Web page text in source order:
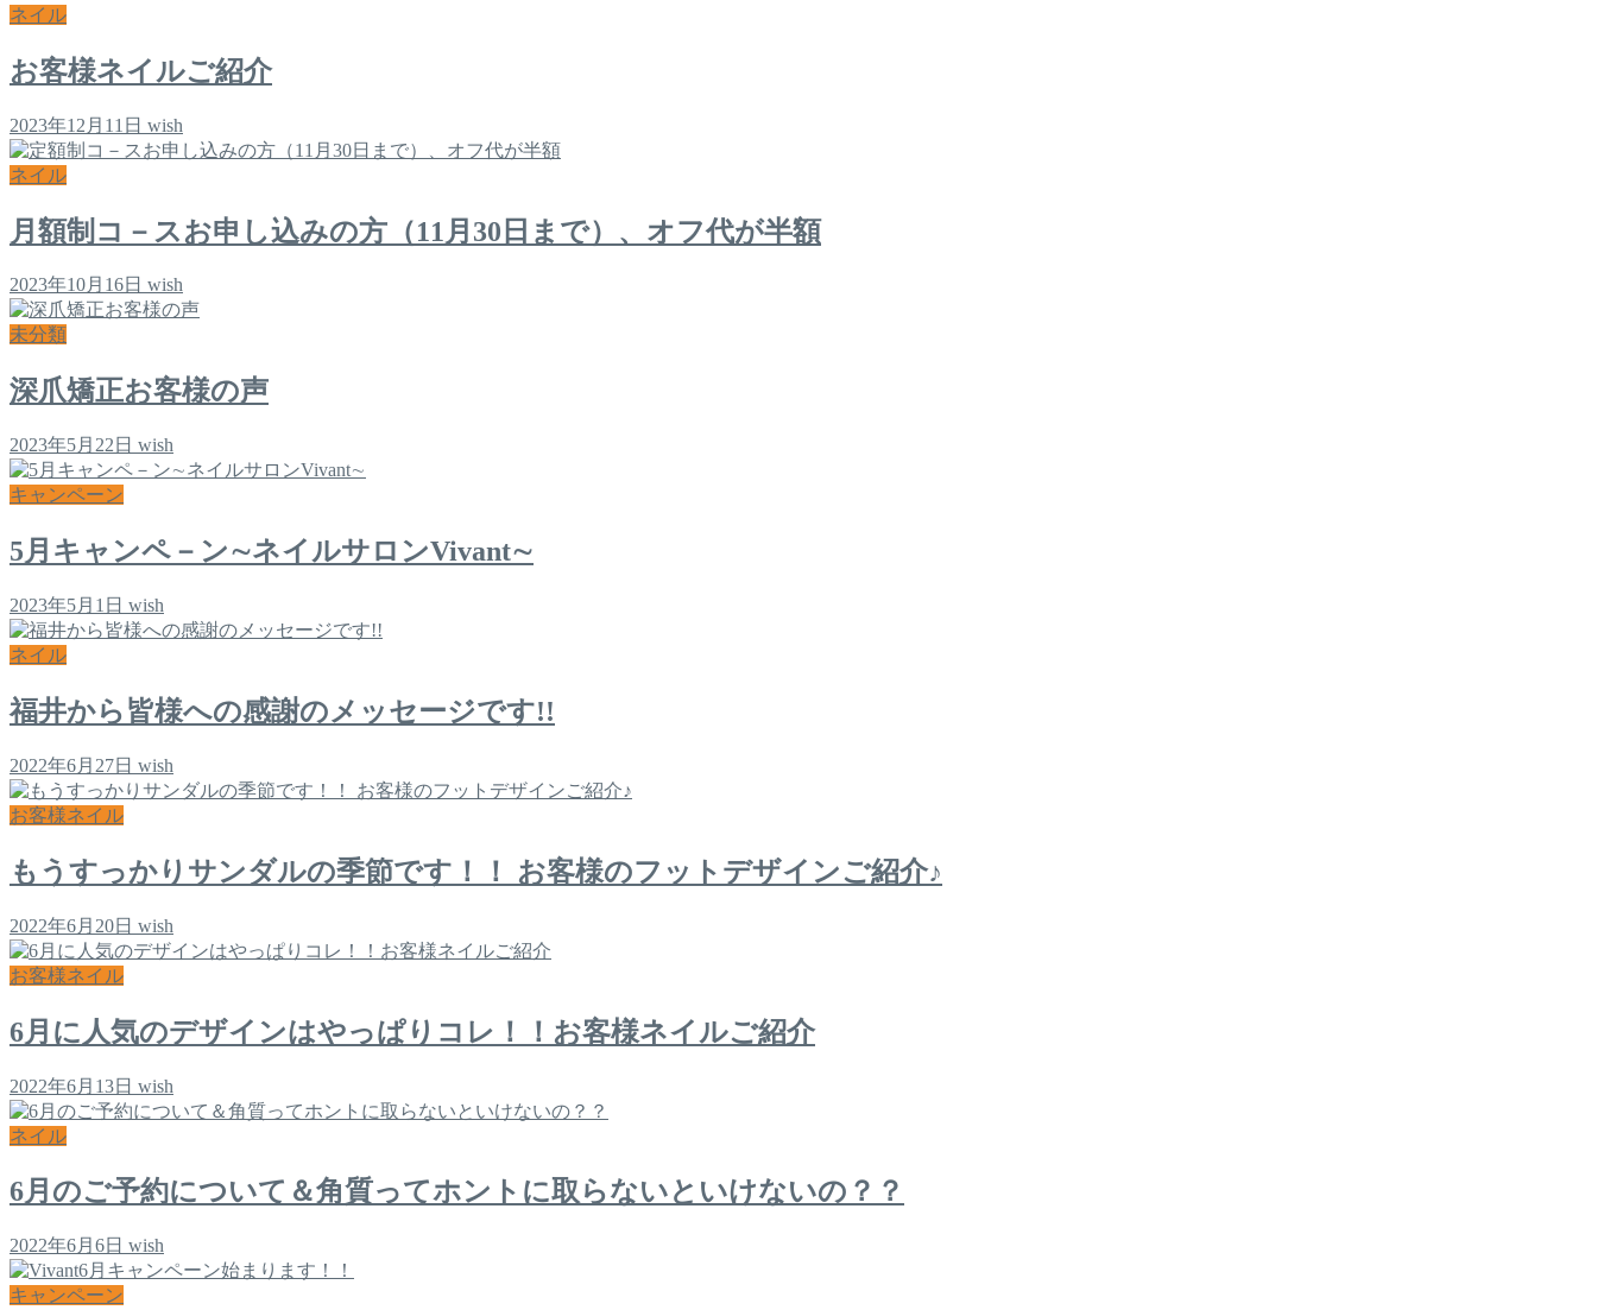
ネイル
お客様ネイルご紹介
2023年12月11日 wish
ネイル
月額制コ－スお申し込みの方（11月30日まで）、オフ代が半額
2023年10月16日 wish
未分類
深爪矯正お客様の声
2023年5月22日 wish
キャンペーン
5月キャンペ－ン∼ネイルサロンVivant∼
2023年5月1日 wish
ネイル
福井から皆様への感謝のメッセージです!!
2022年6月27日 wish
お客様ネイル
もうすっかりサンダルの季節です！！ お客様のフットデザインご紹介♪
2022年6月20日 wish
お客様ネイル
6月に人気のデザインはやっぱりコレ！！お客様ネイルご紹介
2022年6月13日 wish
ネイル
6月のご予約について＆角質ってホントに取らないといけないの？？
2022年6月6日 wish
キャンペーン